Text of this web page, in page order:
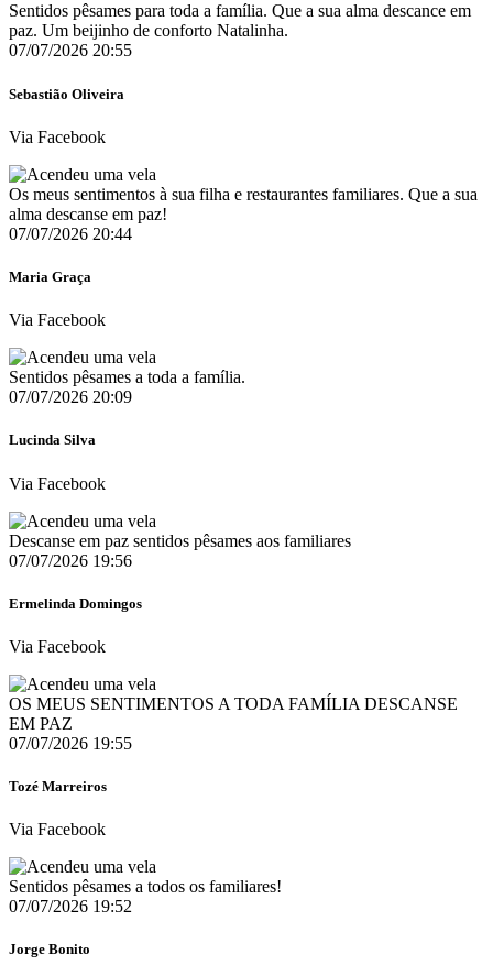
Sentidos pêsames para toda a família. Que a sua alma descance em
paz. Um beijinho de conforto Natalinha.
07/07/2026 20:55
Sebastião Oliveira
Via Facebook
Os meus sentimentos à sua filha e restaurantes familiares. Que a sua
alma descanse em paz!
07/07/2026 20:44
Maria Graça
Via Facebook
Sentidos pêsames a toda a família.
07/07/2026 20:09
Lucinda Silva
Via Facebook
Descanse em paz sentidos pêsames aos familiares
07/07/2026 19:56
Ermelinda Domingos
Via Facebook
OS MEUS SENTIMENTOS A TODA FAMÍLIA DESCANSE
EM PAZ
07/07/2026 19:55
Tozé Marreiros
Via Facebook
Sentidos pêsames a todos os familiares!
07/07/2026 19:52
Jorge Bonito